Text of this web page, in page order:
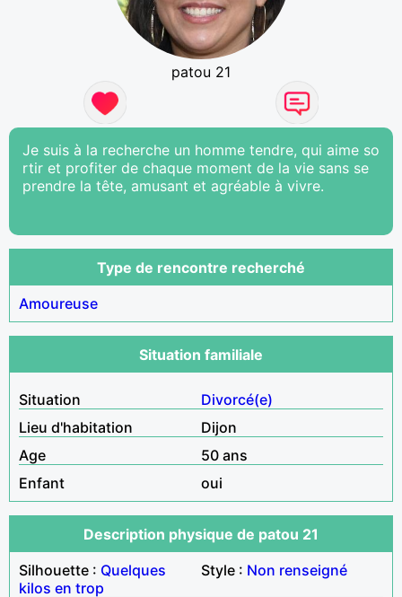
patou 21
Je suis à la recherche un homme tendre, qui aime so
rtir et profiter de chaque moment de la vie sans se
prendre la tête, amusant et agréable à vivre.
Type de rencontre recherché
Amoureuse
Situation familiale
Situation
Divorcé(e)
Lieu d'habitation
Dijon
Age
50 ans
Enfant
oui
Description physique de patou 21
Silhouette : Quelques
kilos en trop
Style : Non renseigné